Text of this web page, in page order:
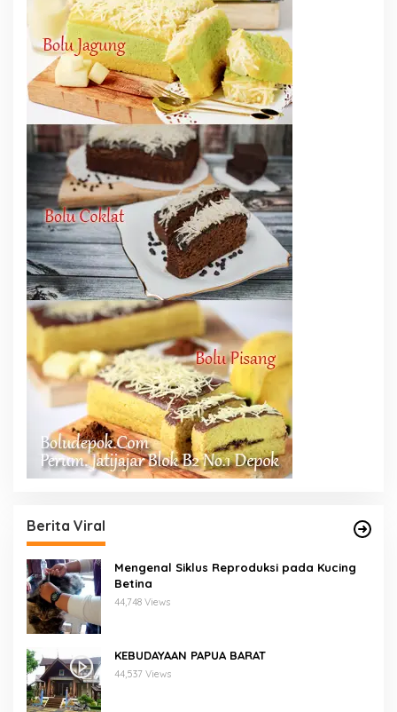
Berita Viral
Mengenal Siklus Reproduksi pada Kucing
Betina
44,748 Views
KEBUDAYAAN PAPUA BARAT
44,537 Views